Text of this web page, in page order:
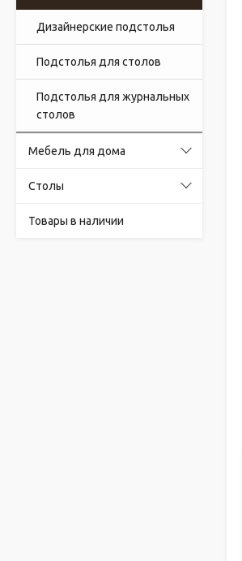
Дизайнерские подстолья
Подстолья для столов
Подстолья для журнальных
столов
Мебель для дома
Столы
Товары в наличии